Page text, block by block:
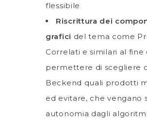
flessibile
Riscrittura dei
grafici del tema come
Correlati e similari al fine
permettere di scegliere
Beckend quali prodotti
ed evitare, che vengano
autonomia dagli